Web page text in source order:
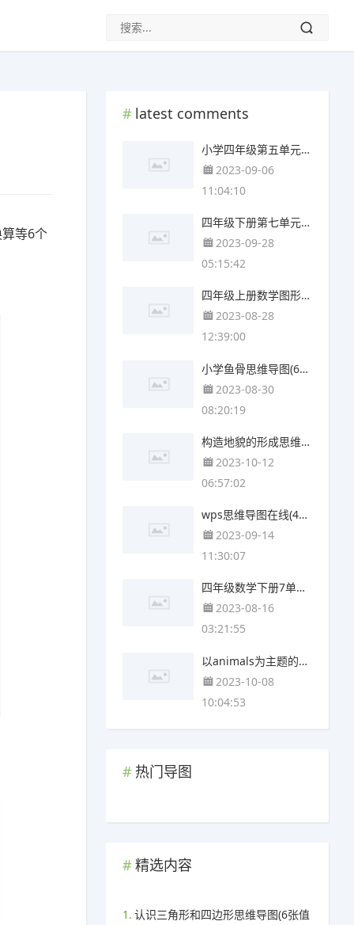
等6个
latest comments
小学四年级第五单元思维导图(4张可下载)
2023-09-06
11:04:10
四年级下册第七单元思维导图简单(3张可下载)
2023-09-28
05:15:42
四年级上册数学图形与几何思维导图(3个附打印高清版)
2023-08-28
12:39:00
小学鱼骨思维导图(6张高清版)
2023-08-30
08:20:19
构造地貌的形成思维导图(4张精选版)
2023-10-12
06:57:02
wps思维导图在线(4张值得收藏)
2023-09-14
11:30:07
四年级数学下册7单元思维导图(4个可打印)
2023-08-16
03:21:55
以animals为主题的思维导图(3个附打印高清版)
2023-10-08
10:04:53
热门导图
精选内容
1. 认识三角形和四边形思维导图(6张值